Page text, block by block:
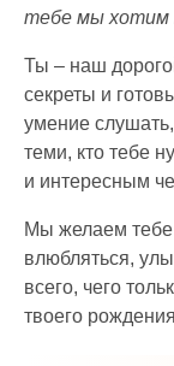
тебе мы хотим
Ты – наш
секреты и
умение
теми, кто тебе
и интересным
Мы желаем тебе
влюбляться,
всего, чего
твоего